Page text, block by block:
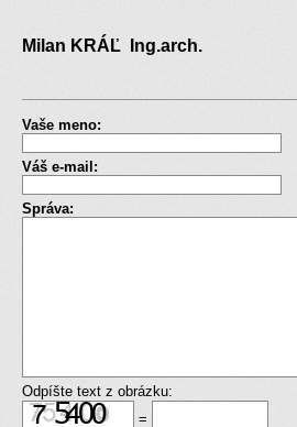
Milan KRÁĽ Ing.arch.
Vaše meno:
Váš e-mail:
Správa:
Odpíšte text z obrázku:
=